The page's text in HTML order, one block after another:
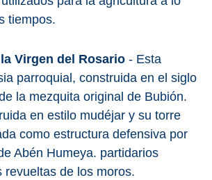
tiempos.
Virgen del Rosario - Esta
parroquial, construida en el siglo
la mezquita original de Bubión.
en estilo mudéjar y su torre
como estructura defensiva por
Abén Humeya. partidarios
revueltas de los moros.